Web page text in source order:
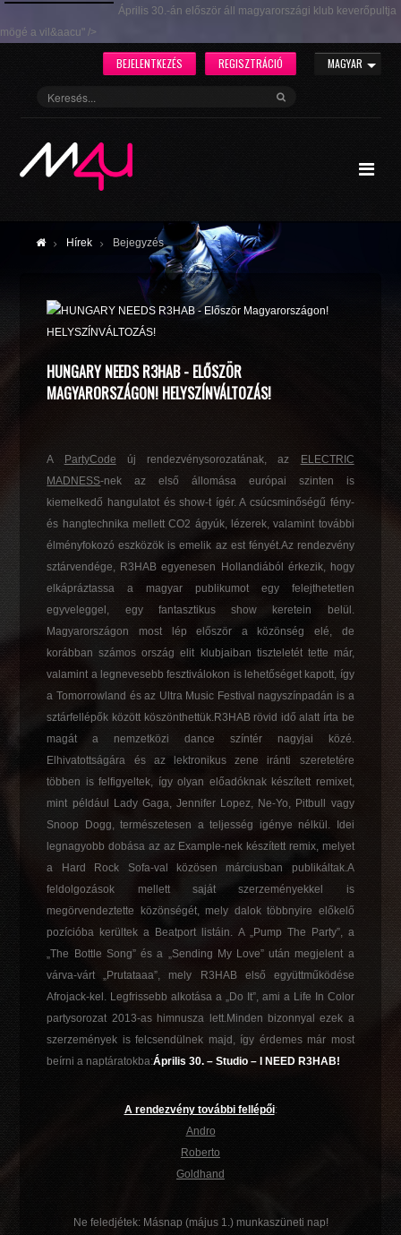
Április 30.-án először áll magyarországi klub keverőpultja
mögé a vil&aacu" />
MAGYAR
REGISZTRÁCIÓ
BEJELENTKEZÉS
Hírek Bejegyzés
HUNGARY NEEDS R3HAB - ELŐSZÖR
MAGYARORSZÁGON! HELYSZÍNVÁLTOZÁS!
A PartyCode új rendezvénysorozatának, az
ELECTRIC
MADNESS-nek az első állomása európai szinten is
kiemelkedő hangulatot és show-t ígér. A csúcsminőségű fény-
és hangtechnika mellett CO2 ágyúk, lézerek, valamint további
élményfokozó eszközök is emelik az est fényét.Az rendezvény
sztárvendége, R3HAB egyenesen Hollandiából érkezik, hogy
elkápráztassa a magyar publikumot egy felejthetetlen
egyveleggel, egy fantasztikus show keretein belül.
Magyarországon most lép először a közönség elé, de
korábban számos ország elit klubjaiban tiszteletét tette már,
valamint a legnevesebb fesztiválokon is lehetőséget kapott, így
a Tomorrowland és az Ultra Music Festival nagyszínpadán is a
sztárfellépők között köszönthettük.R3HAB rövid idő alatt írta be
magát a nemzetközi dance színtér nagyjai közé.
Elhivatottságára és az lektronikus zene iránti szeretetére
többen is felfigyeltek, így olyan előadóknak készített remixet,
mint például Lady Gaga, Jennifer Lopez, Ne-Yo, Pitbull vagy
Snoop Dogg, természetesen a teljesség igénye nélkül. Idei
legnagyobb dobása az az Example-nek készített remix, melyet
a Hard Rock Sofa-val közösen márciusban publikáltak.A
feldolgozások mellett saját szerzeményekkel is
megörvendeztette közönségét, mely dalok többnyire előkelő
pozícióba kerültek a Beatport listáin. A „Pump The Party”, a
„The Bottle Song” és a „Sending My Love” után megjelent a
várva-várt „Prutataaa”, mely R3HAB első együttműködése
Afrojack-kel. Legfrissebb alkotása a „Do It”, ami a Life In Color
partysorozat 2013-as himnusza lett.Minden bizonnyal ezek a
szerzemények is felcsendülnek majd, így érdemes már most
beírni a naptáratokba:Április 30. – Studio – I NEED R3HAB!
A rendezvény további fellépői:
Andro
Roberto
Goldhand
Ne feledjétek: Másnap (május 1.) munkaszüneti nap!